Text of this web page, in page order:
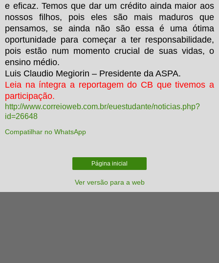
e eficaz. Temos que dar um crédito ainda maior aos
nossos filhos, pois eles são mais maduros que
pensamos, se ainda não são essa é uma ótima
oportunidade para começar a ter responsabilidade,
pois estão num momento crucial de suas vidas, o
ensino médio.
Luis Claudio Megiorin – Presidente da ASPA.
Leia na íntegra a reportagem do CB que tivemos a
participação.
http://www.correioweb.com.br/euestudante/noticias.php?
id=26648
Compatilhar no WhatsApp
Página inicial
Ver versão para a web